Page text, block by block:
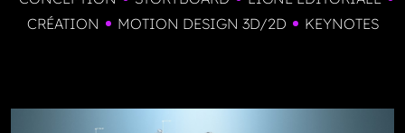
CRÉATION
MOTION DESIGN 3D/2D KEYNOTES